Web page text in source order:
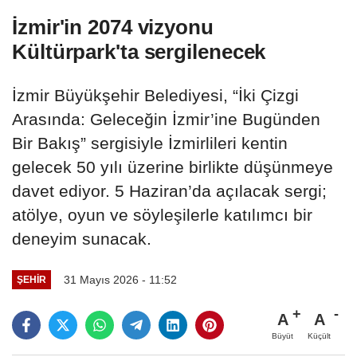
İzmir'in 2074 vizyonu
Kültürpark'ta sergilenecek
İzmir Büyükşehir Belediyesi, “İki Çizgi
Arasında: Geleceğin İzmir’ine Bugünden
Bir Bakış” sergisiyle İzmirlileri kentin
gelecek 50 yılı üzerine birlikte düşünmeye
davet ediyor. 5 Haziran’da açılacak sergi;
atölye, oyun ve söyleşilerle katılımcı bir
deneyim sunacak.
ŞEHIR 31 Mayıs 2026 - 11:52
A
Büyüt
A
Küçült